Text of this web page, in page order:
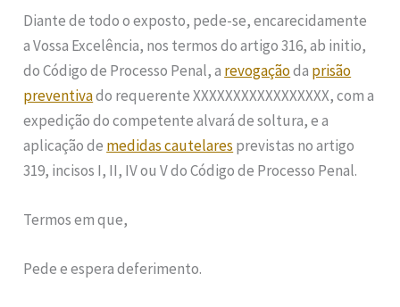
Diante de todo o exposto, pede-se, encarecidamente
a Vossa Excelência, nos termos do artigo 316, ab initio,
do Código de Processo Penal, a revogaçãoda prisão
preventivado requerente XXXXXXXXXXXXXXXXX, com a
expedição do competente alvará de soltura, e a
aplicação de medidas cautelares previstas no artigo
319, incisos I, II, IV ou V do Código de Processo Penal.
Termos em que,
Pede e espera deferimento.